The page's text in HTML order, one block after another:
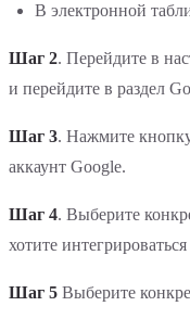
В электронной
Шаг 2. Перейдите в
и перейдите в раздел
Шаг 3. Нажмите
аккаунт Google.
Шаг 4. Выберите
хотите интегрироваться
Шаг 5 Выберите